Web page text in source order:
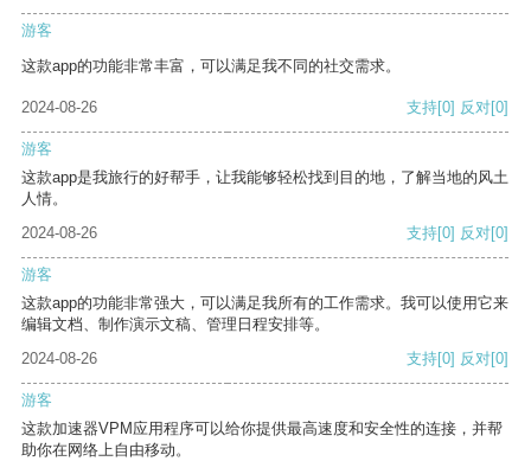
游客
这款app的功能非常丰富，可以满足我不同的社交需求。
2024-08-26 支持[0] 反对[0]
游客
这款app是我旅行的好帮手，让我能够轻松找到目的地，了解当地的风土
人情。
2024-08-26
支持[0] 反对[0]
游客
这款app的功能非常强大，可以满足我所有的工作需求。我可以使用它来
编辑文档、制作演示文稿、管理日程安排等。
2024-08-26
支持[0] 反对[0]
游客
这款加速器VPM应用程序可以给你提供最高速度和安全性的连接，并帮
助你在网络上自由移动。